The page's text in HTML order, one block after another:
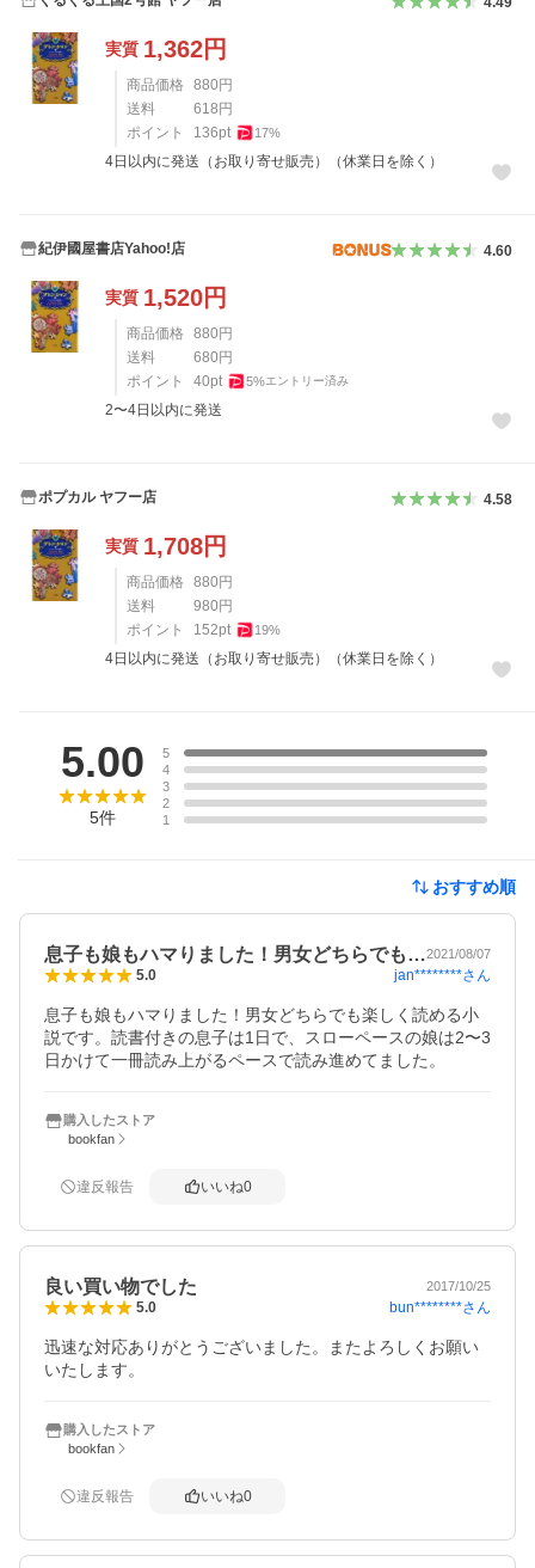
実質 1,362円
商品価格 880円
送料
618円
ポイント
136pt 17%
4日以内に発送（お取り寄せ販売）（休業日を除く）
紀伊國屋書店Yahoo!店 4.60
実質 1,520円
商品価格 880円
送料
680円
ポイント
40pt 5%エントリー済み
2〜4日以内に発送
ポプカル ヤフー店 4.58
実質 1,708円
商品価格 880円
送料
980円
ポイント
152pt 19%
4日以内に発送（お取り寄せ販売）（休業日を除く）
5.00
5件
5
4
3
2
1
おすすめ順
息子も娘もハマりました！男女どちらでも…2021/08/07
5.0 jan********さん
息子も娘もハマりました！男女どちらでも楽しく読める小
説です。読書付きの息子は1日で、スローペースの娘は2〜3
日かけて一冊読み上がるペースで読み進めてました。
購入したストア
bookfan
違反報告 いいね0
良い買い物でした 2017/10/25
5.0 bun********さん
迅速な対応ありがとうございました。またよろしくお願い
いたします。
購入したストア
bookfan
違反報告 いいね0